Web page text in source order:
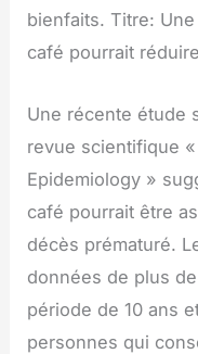
bienfaits. Titre:
café pourrait
Une récente étude
revue scientifique
Epidemiology »
café pourrait être
décès prématuré.
données de plus
période de 10 ans
personnes qui